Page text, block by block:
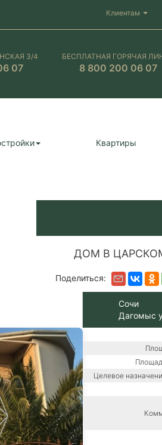
Клиентам
3/4
07
БЕСПЛАТНАЯ ГОРЯЧАЯ
8 800 200 06 07
Квартиры
ДОМ В
Поделиться:
Сочи
Дагомыс
Целевое